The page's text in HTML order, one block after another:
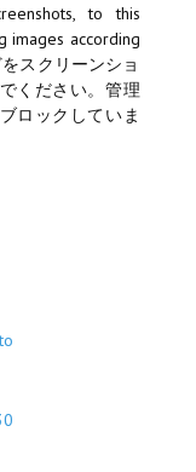
to this
images according
スクリーンショ
ください。管理
ロックしていま